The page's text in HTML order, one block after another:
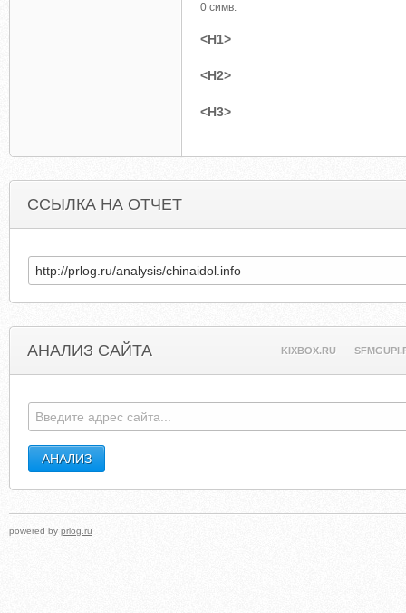
0 симв.
<H1>
<H2>
<H3>
ССЫЛКА НА ОТЧЕТ
АНАЛИЗ САЙТА KIXBOX.RU
powered by prlog.ru